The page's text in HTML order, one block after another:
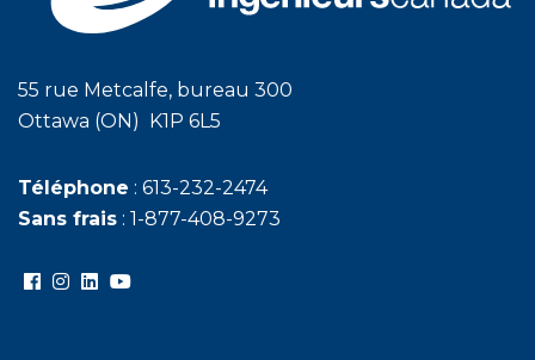
55 rue Metcalfe, bureau 300
Ottawa (ON) K1P 6L5
Téléphone : 613-232-2474
Sans frais : 1-877-408-9273